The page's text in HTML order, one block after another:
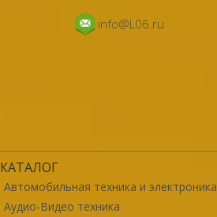
info@L06.ru
КАТАЛОГ
Автомобильная техника и электроника
Аудио-Видео техника